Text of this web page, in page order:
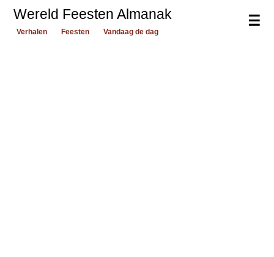
☰
Wereld Feesten Almanak
Verhalen Feesten Vandaag de dag